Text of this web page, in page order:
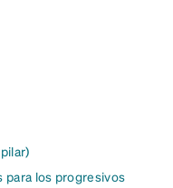
para los progresivos